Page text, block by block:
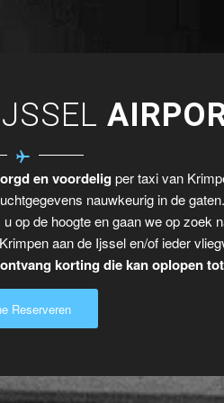
en voordelig per taxi van
nauwkeurig in de gaten.
op de hoogte en gaan we op zoek
aan de Ijssel en/of ieder
korting die kan oplopen
Reserveren